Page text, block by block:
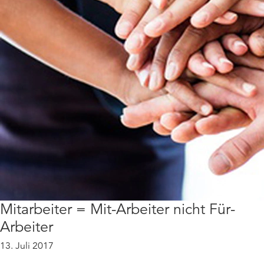
Mitarbeiter = Mit-Arbeiter nicht Für-
Arbeiter
13. Juli 2017